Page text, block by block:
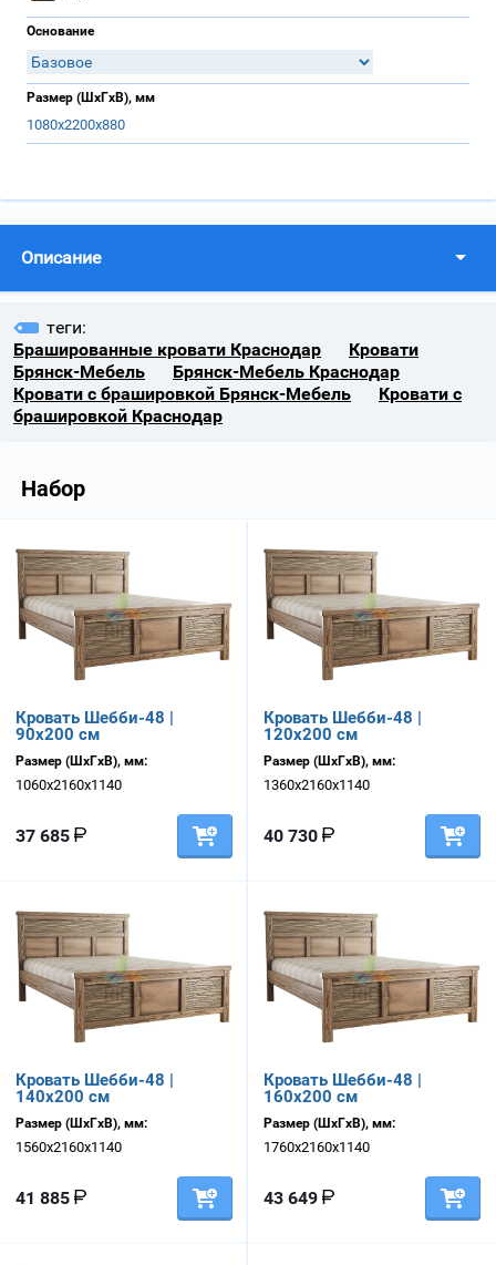
Основание
Размер (ШхГхВ), мм
1080х2200х880
Описание
теги:
Брашированные кровати Краснодар
Кровати
Брянск-Мебель
Брянск-Мебель Краснодар
Кровати с брашировкой Брянск-Мебель
Кровати с
брашировкой Краснодар
Набор
Кровать Шебби-48 |
90х200 см
Размер (ШхГхВ), мм:
1060х2160х1140
37 685
Кровать Шебби-48 |
120х200 см
Размер (ШхГхВ), мм:
1360х2160х1140
40 730
Кровать Шебби-48 |
140х200 см
Размер (ШхГхВ), мм:
1560х2160х1140
41 885
Кровать Шебби-48 |
160х200 см
Размер (ШхГхВ), мм:
1760х2160х1140
43 649